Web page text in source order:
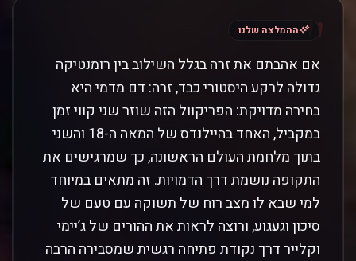
" ההמלצה שלנו
אם אהבתם את זרה בגלל השילוב בין רומנטיקה
גדולה לרקע היסטורי כבד, זרה: דם מדמי היא
בחירה מדויקת: הפריקוול הזה שוזר שני קווי זמן
במקביל, האחד בהיילנדס של המאה ה-18 והשני
בתוך מלחמת העולם הראשונה, כך שמרגישים את
התקופה נושמת דרך הדמויות. זה מתאים במיוחד
למי שבא לו מצב רוח של תשוקה עם טעם של
סיכון וגעגוע, ורוצה לראות את ההורים של ג’יימי
וקלייר דרך נקודת פתיחה רגשית שמסבירה הרבה